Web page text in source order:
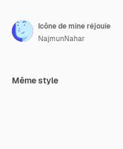
Icône de mine réjouie
NajmunNahar
Même style